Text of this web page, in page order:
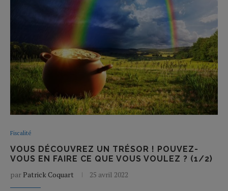
Fiscalité
VOUS DÉCOUVREZ UN TRÉSOR ! POUVEZ-
VOUS EN FAIRE CE QUE VOUS VOULEZ ? (1/2)
par Patrick Coquart 25 avril 2022